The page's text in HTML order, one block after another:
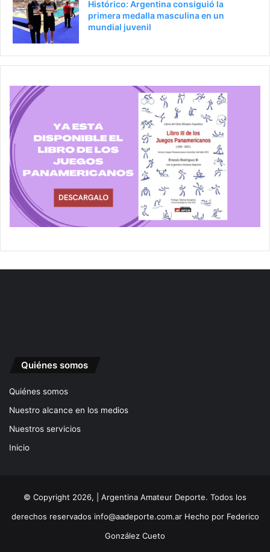
Histórico: Argentina consiguió la
primera medalla masculina en un
mundial juvenil
Quiénes somos
Quiénes somos
Nuestro alcance en los medios
Nuestros servicios
Inicio
© Copyright 2026, | Argentina Amateur Deporte. Todos los
derechos reservados info@aadeporte.com.arHecho por Federico
González Cueto